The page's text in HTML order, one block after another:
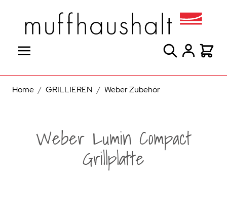
Suche
Home / GRILLIEREN / Weber Zubehör
Weber Lumin Compact
Grillplatte